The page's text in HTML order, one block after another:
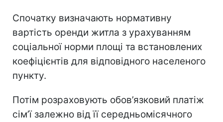
Спочатку визначають нормативну
вартість оренди житла з урахуванням
соціальної норми площі та встановлених
коефіцієнтів для відповідного населеного
пункту.
Потім розраховують обов’язковий платіж
сім’ї залежно від її середньомісячного